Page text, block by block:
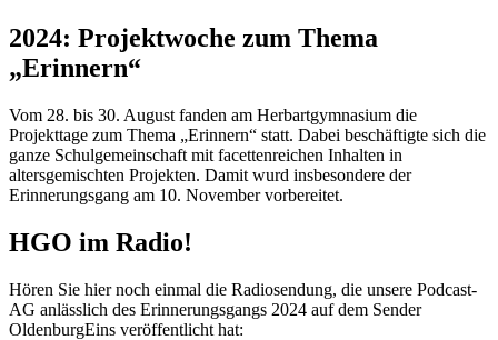
2024: Projektwoche zum Thema
„Erinnern“
Vom 28. bis 30. August fanden am Herbartgymnasium die
Projekttage zum Thema „Erinnern“ statt. Dabei beschäftigte sich die
ganze Schulgemeinschaft mit facettenreichen Inhalten in
altersgemischten Projekten. Damit wurd insbesondere der
Erinnerungsgang am 10. November vorbereitet.
HGO im Radio!
Hören Sie hier noch einmal die Radiosendung, die unsere Podcast-
AG anlässlich des Erinnerungsgangs 2024 auf dem Sender
OldenburgEins veröffentlicht hat: